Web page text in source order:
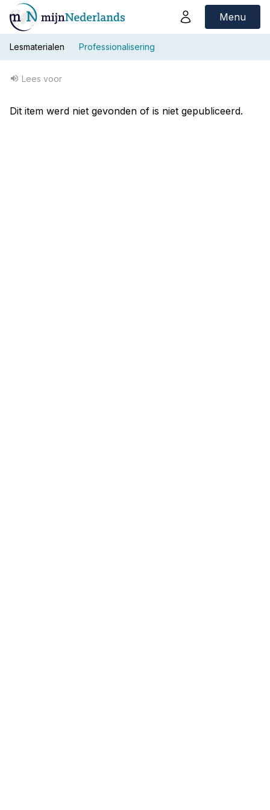
Menu
Lees voor
Lesmaterialen Professionalisering
Dit item werd niet gevonden of is niet gepubliceerd.